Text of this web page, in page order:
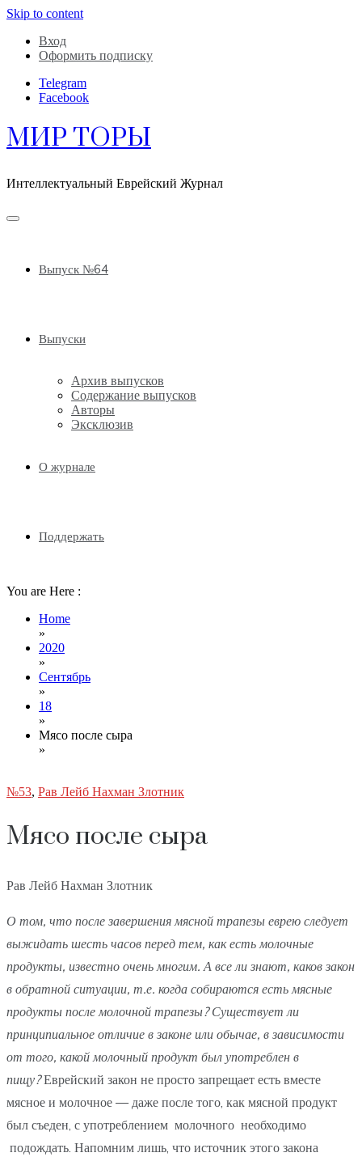
Skip to content
Вход
Оформить подписку
Telegram
Facebook
МИР ТОРЫ
Интеллектуальный Еврейский Журнал
Выпуск №64
Выпуски
Архив выпусков
Содержание выпусков
Авторы
Эксклюзив
О журнале
Поддержать
You are Here :
Home
»
2020
»
Сентябрь
»
18
»
Мясо после сыра
»
№53, Рав Лейб Нахман Злотник
Мясо после сыра
Рав Лейб Нахман Злотник
О том, что после завершения мясной трапезы еврею следует
выжидать шесть часов перед тем, как есть молочные
продукты, известно очень многим. А все ли знают, каков закон
в обратной ситуации, т.е. когда собираются есть мясные
продукты после молочной трапезы? Существует ли
принципиальное отличие в законе или обычае, в зависимости
от того, какой молочный продукт был употреблен в
пищу?Еврейский закон не просто запрещает есть вместе
мясное и молочное — даже после того, как мясной продукт
был съеден, с употреблением молочного необходимо
подождать. Напомним лишь, что источник этого закона